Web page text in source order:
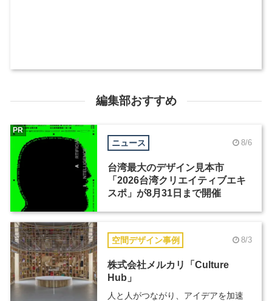
編集部おすすめ
ニュース 8/6
台湾最大のデザイン見本市
「2026台湾クリエイティブエキ
スポ」が8月31日まで開催
PR
空間デザイン事例 8/3
株式会社メルカリ「Culture
Hub」
人と人がつながり、アイデアを加速